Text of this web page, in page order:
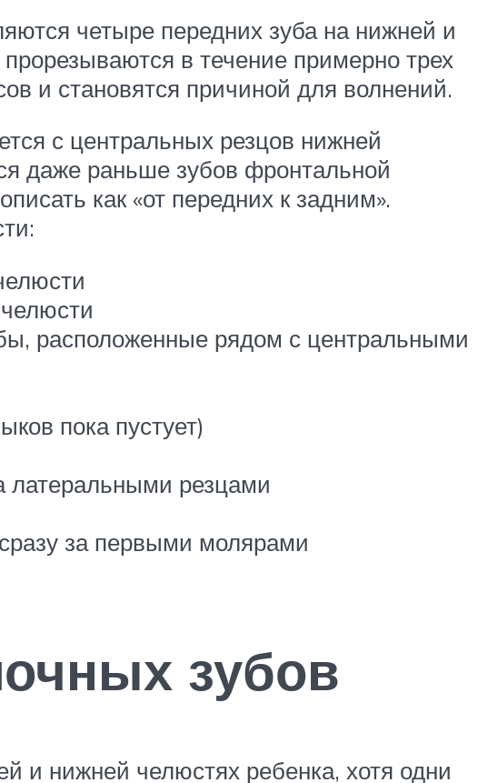
четыре передних зуба на нижней и
в течение примерно трех
и становятся причиной для волнений.
с центральных резцов нижней
даже раньше зубов фронтальной
как «от передних к задним».
расположенные рядом с центральными
пока пустует)
латеральными резцами
за первыми молярами
зубов
и нижней челюстях ребенка, хотя одни